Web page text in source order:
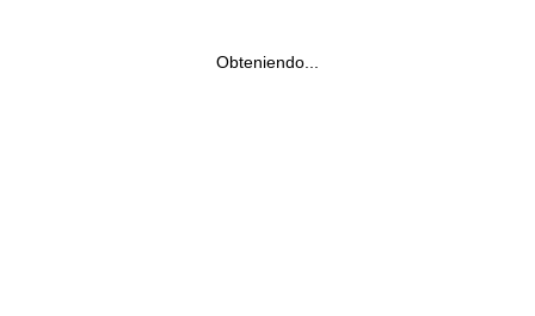
Obteniendo...